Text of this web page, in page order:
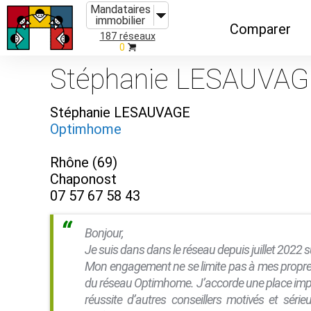
Mandataires
immobilier
187 réseaux
0
Comparer
Caractéristiques
Stéphanie
Stéphanie LESAUVAGE
Optimhome
Rhône (69)
Chaponost
07 57 67 58 43
Bonjour,
Je suis dans dans le réseau depuis juillet 2022
Mon engagement ne se limite pas à mes
du réseau Optimhome. J’accorde une place
réussite d’autres conseillers motivés et